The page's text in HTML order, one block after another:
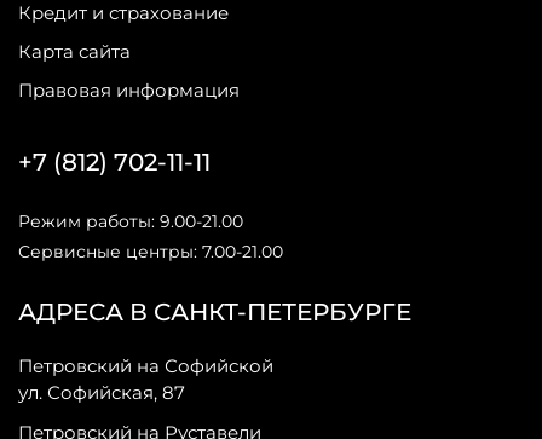
Кредит и страхование
Карта сайта
Правовая информация
АДРЕСА В САНКТ-ПЕТЕРБУРГЕ
Петровский на Софийской
ул. Софийская, 87
Петровский на Руставели
+7 (812) 702-11-11
Режим работы: 9.00-21.00
Сервисные центры: 7.00-21.00